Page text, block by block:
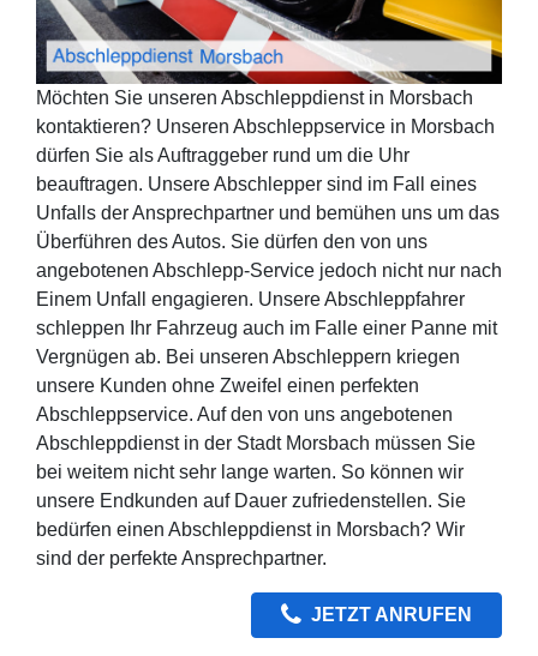
Möchten Sie unseren Abschleppdienst in Morsbach
kontaktieren? Unseren Abschleppservice in Morsbach
dürfen Sie als Auftraggeber rund um die Uhr
beauftragen. Unsere Abschlepper sind im Fall eines
Unfalls der Ansprechpartner und bemühen uns um das
Überführen des Autos. Sie dürfen den von uns
angebotenen Abschlepp-Service jedoch nicht nur nach
Einem Unfall engagieren. Unsere Abschleppfahrer
schleppen Ihr Fahrzeug auch im Falle einer Panne mit
Vergnügen ab. Bei unseren Abschleppern kriegen
unsere Kunden ohne Zweifel einen perfekten
Abschleppservice. Auf den von uns angebotenen
Abschleppdienst in der Stadt Morsbach müssen Sie
bei weitem nicht sehr lange warten. So können wir
unsere Endkunden auf Dauer zufriedenstellen. Sie
bedürfen einen Abschleppdienst in Morsbach? Wir
sind der perfekte Ansprechpartner.
JETZT ANRUFEN